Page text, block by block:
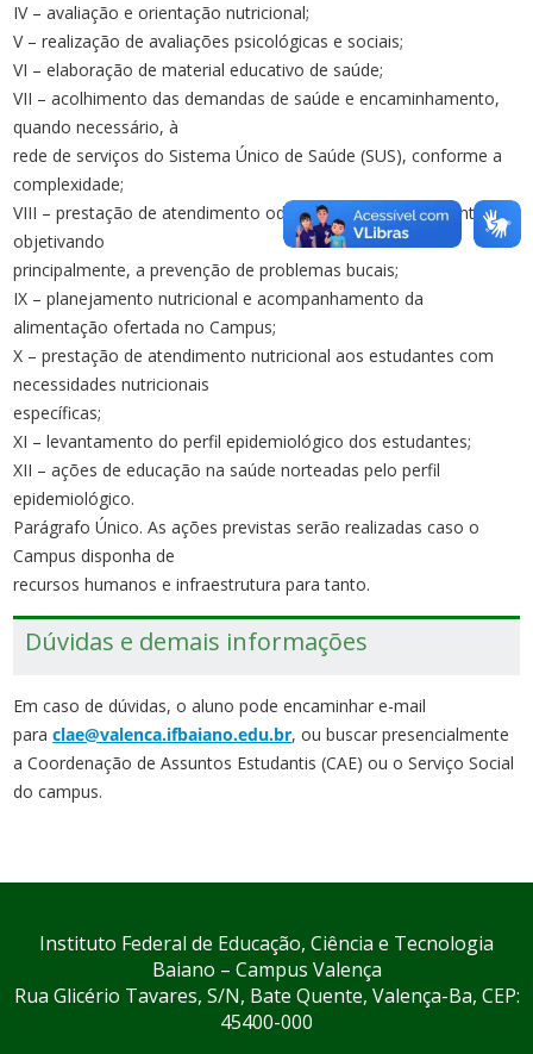
IV – avaliação e orientação nutricional;
V – realização de avaliações psicológicas e sociais;
VI – elaboração de material educativo de saúde;
VII – acolhimento das demandas de saúde e encaminhamento,
quando necessário, à
rede de serviços do Sistema Único de Saúde (SUS), conforme a
complexidade;
VIII – prestação de atendimento odontológico aos estudantes,
objetivando
principalmente, a prevenção de problemas bucais;
IX – planejamento nutricional e acompanhamento da
alimentação ofertada no Campus;
X – prestação de atendimento nutricional aos estudantes com
necessidades nutricionais
específicas;
XI – levantamento do perfil epidemiológico dos estudantes;
XII – ações de educação na saúde norteadas pelo perfil
epidemiológico.
Parágrafo Único. As ações previstas serão realizadas caso o
Campus disponha de
recursos humanos e infraestrutura para tanto.
Dúvidas e demais informações
Em caso de dúvidas, o aluno pode encaminhar e-mail
paraclae@valenca.ifbaiano.edu.br, ou buscar presencialmente
a Coordenação de Assuntos Estudantis (CAE) ou o Serviço Social
do campus.
Instituto Federal de Educação, Ciência e Tecnologia
Baiano – Campus Valença
Rua Glicério Tavares, S/N, Bate Quente, Valença-Ba, CEP:
45400-000